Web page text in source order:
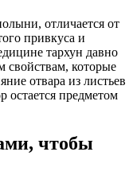
отличается от
привкуса и
тархун давно
свойствам, которые
отвара из листьев
остается предметом
чтобы